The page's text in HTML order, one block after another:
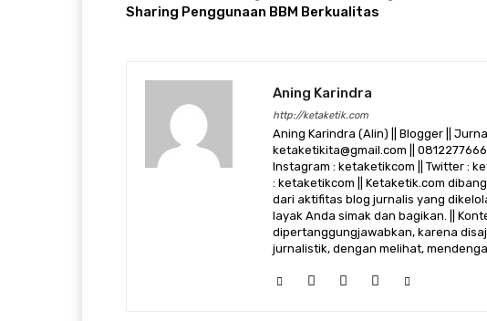
Sharing Penggunaan BBM Berkualitas
Aning Karindra
http://ketaketik.com
Aning Karindra (Alin) || Blogger ||
ketaketikita@gmail.com ||
Instagram : ketaketikcom || Twitter :
: ketaketikcom || Ketaketik.com
dari aktifitas blog jurnalis yang
layak Anda simak dan bagikan. ||
dipertanggungjawabkan, karena
jurnalistik, dengan melihat,